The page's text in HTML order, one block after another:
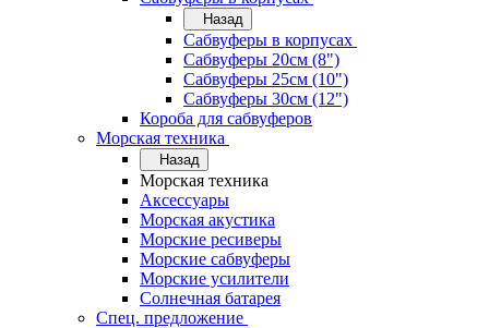
Назад
Сабвуферы в корпусах
Сабвуферы 20см (8")
Сабвуферы 25см (10")
Сабвуферы 30см (12")
Короба для сабвуферов
Морская техника
Назад
Морская техника
Аксессуары
Морская акустика
Морские ресиверы
Морские сабвуферы
Морские усилители
Солнечная батарея
Спец. предложение